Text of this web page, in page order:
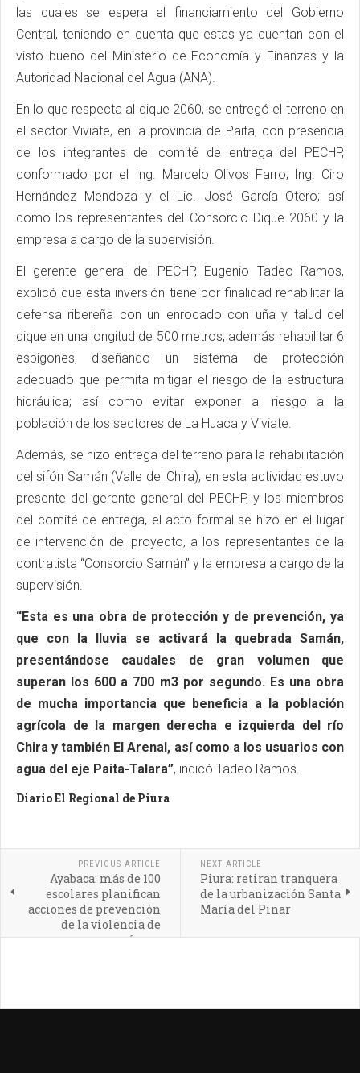
las cuales se espera el financiamiento del Gobierno
Central, teniendo en cuenta que estas ya cuentan con el
visto bueno del Ministerio de Economía y Finanzas y la
Autoridad Nacional del Agua (ANA).
En lo que respecta al dique 2060, se entregó el terreno en
el sector Viviate, en la provincia de Paita, con presencia
de los integrantes del comité de entrega del PECHP,
conformado por el Ing. Marcelo Olivos Farro; Ing. Ciro
Hernández Mendoza y el Lic. José García Otero; así
como los representantes del Consorcio Dique 2060 y la
empresa a cargo de la supervisión.
El gerente general del PECHP, Eugenio Tadeo Ramos,
explicó que esta inversión tiene por finalidad rehabilitar la
defensa ribereña con un enrocado con uña y talud del
dique en una longitud de 500 metros, además rehabilitar 6
espigones, diseñando un sistema de protección
adecuado que permita mitigar el riesgo de la estructura
hidráulica; así como evitar exponer al riesgo a la
población de los sectores de La Huaca y Viviate.
Además, se hizo entrega del terreno para la rehabilitación
del sifón Samán (Valle del Chira), en esta actividad estuvo
presente del gerente general del PECHP, y los miembros
del comité de entrega, el acto formal se hizo en el lugar
de intervención del proyecto, a los representantes de la
contratista “Consorcio Samán” y la empresa a cargo de la
supervisión.
“Esta es una obra de protección y de prevención, ya
que con la lluvia se activará la quebrada Samán,
presentándose caudales de gran volumen que
superan los 600 a 700 m3 por segundo. Es una obra
de mucha importancia que beneficia a la población
agrícola de la margen derecha e izquierda del río
Chira y también El Arenal, así como a los usuarios con
agua del eje Paita-Talara”, indicó Tadeo Ramos.
Diario El Regional de Piura
PREVIOUS ARTICLE
Ayabaca: más de 100
escolares planifican
acciones de prevención
de la violencia de
género
NEXT ARTICLE
Piura: retiran tranquera
de la urbanización Santa
María del Pinar